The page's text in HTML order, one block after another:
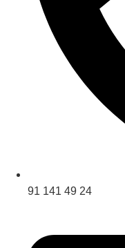
91 141 49 24